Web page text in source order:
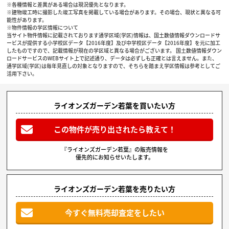
※各種情報と差異がある場合は現況優先となります。
※建物竣工時に撮影した竣工写真を掲載している場合があります。その場合、現状と異なる可
能性があります。
※物件情報の学区情報について
当サイト物件情報に記載されております通学区域(学区)情報は、国土数値情報ダウンロードサ
ービスが提供する小学校区データ【2016年度】及び中学校区データ【2016年度】を元に加工
したものですので、記載情報が現在の学区域と異なる場合がございます。 国土数値情報ダウン
ロードサービスのWEBサイト上で記述通り、データは必ずしも正確とは言えません。また、
通学区域(学区)は毎年見直しの対象となりますので、そちらを踏まえ学区情報は参考としてご
活用下さい。
ライオンズガーデン若葉を買いたい方
この物件が売り出されたら教えて！
『ライオンズガーデン若葉』の販売情報を
優先的にお知らせいたします。
ライオンズガーデン若葉を売りたい方
今すぐ無料売却査定をしたい